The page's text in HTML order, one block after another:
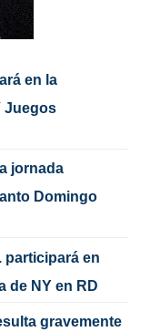
en la
Juegos
jornada
Domingo
participará en
de NY en RD
gravemente